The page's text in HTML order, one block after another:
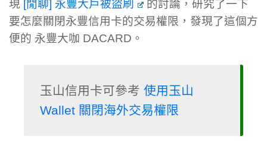
現 [閒聊] 永豐大戶被盜刷
的討論，研究了一下
要怎麼關閉永豐信用卡的交易權限，發現了這個方
便的 永豐大咖 DACARD。
玉山信用卡可參考 使用玉山
Wallet 關閉海外交易權限